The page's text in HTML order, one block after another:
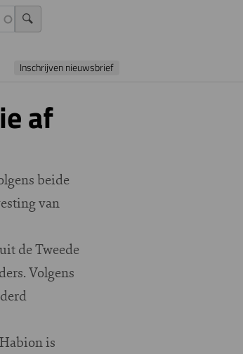
Inschrijven nieuwsbrief
af
beide
van
de Tweede
Volgens
is